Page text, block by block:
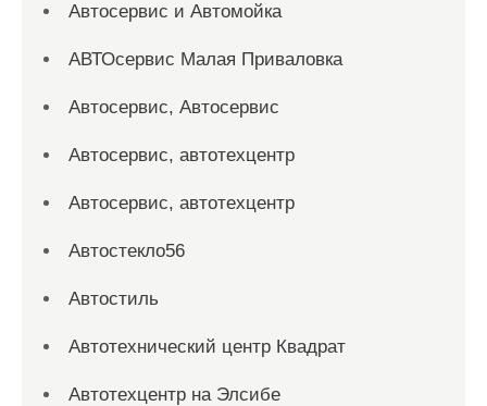
Автосервис и Автомойка
АВТОсервис Малая Приваловка
Автосервис, Автосервис
Автосервис, автотехцентр
Автосервис, автотехцентр
Автостекло56
Автостиль
Автотехнический центр Квадрат
Автотехцентр на Элсибе